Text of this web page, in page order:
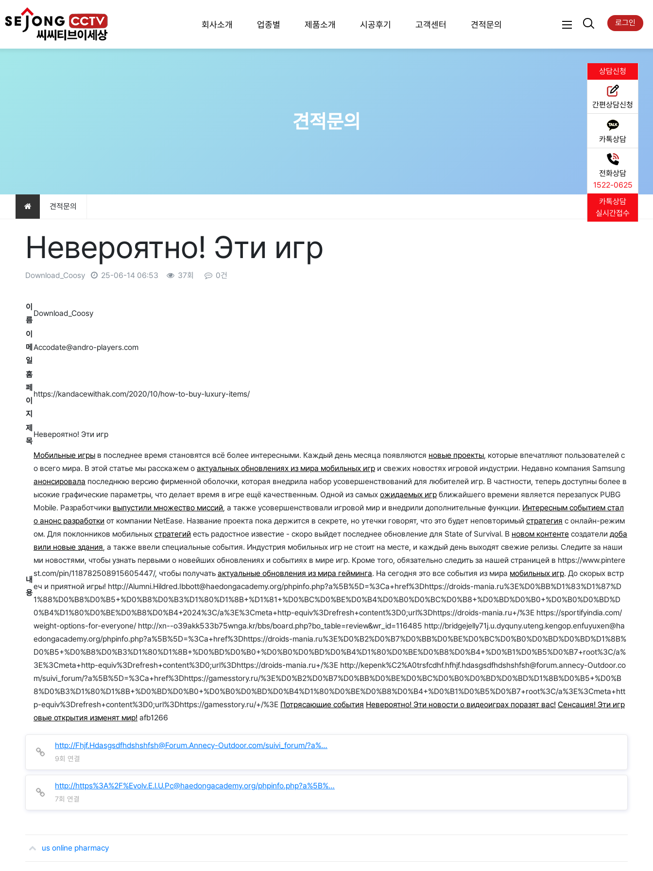
회사소개 업종별 제품소개 시공후기 고객센터 견적문의 로그인
견적문의
견적문의
Невероятно! Эти игр
Download_Coosy 25-06-14 06:53 37회 0건
본문
이
름
Download_Coosy
이
메
일
Accodate@andro-players.com
홈
페
이
지
https://kandacewithak.com/2020/10/how-to-buy-luxury-items/
제
목
Невероятно! Эти игр
내
용
Мобильные игры в последнее время становятся всё более интересными. Каждый день месяца появляются новые проекты, которые впечатляют пользователей с
о всего мира. В этой статье мы расскажем о актуальных обновлениях из мира мобильных игр и свежих новостях игровой индустрии. Недавно компания Samsung
анонсировала последнюю версию фирменной оболочки, которая внедрила набор усовершенствований для любителей игр. В частности, теперь доступны более в
ысокие графические параметры, что делает время в игре ещё качественным. Одной из самых ожидаемых игр ближайшего времени является перезапуск PUBG
Mobile. Разработчики выпустили множество миссий, а также усовершенствовали игровой мир и внедрили дополнительные функции. Интересным событием стал
о анонс разработки от компании NetEase. Название проекта пока держится в секрете, но утечки говорят, что это будет неповторимый стратегия с онлайн-режим
ом. Для поклонников мобильных стратегий есть радостное известие - скоро выйдет последнее обновление для State of Survival. В новом контенте создатели доба
вили новые здания, а также ввели специальные события. Индустрия мобильных игр не стоит на месте, и каждый день выходят свежие релизы. Следите за наши
ми новостями, чтобы узнать первыми о новейших обновлениях и событиях в мире игр. Кроме того, обязательно следить за нашей страницей в https://www.pintere
st.com/pin/118782508915605447/, чтобы получать актуальные обновления из мира гейминга. На сегодня это все события из мира мобильных игр. До скорых встр
еч и приятной игры! http://Alumni.Hildred.Ibbott@haedongacademy.org/phpinfo.php?a%5B%5D=%3Ca+href%3Dhttps://droids-mania.ru%3E%D0%BB%D1%83%D1%87%D
1%88%D0%B8%D0%B5+%D0%B8%D0%B3%D1%80%D1%8B+%D1%81+%D0%BC%D0%BE%D0%B4%D0%B0%D0%BC%D0%B8+%D0%BD%D0%B0+%D0%B0%D0%BD%D
0%B4%D1%80%D0%BE%D0%B8%D0%B4+2024%3C/a%3E%3Cmeta+http-equiv%3Drefresh+content%3D0;url%3Dhttps://droids-mania.ru+/%3E https://sportifyindia.com/
weight-options-for-everyone/ http://xn--o39akk533b75wnga.kr/bbs/board.php?bo_table=review&wr_id=116485 http://bridgejelly71j.u.dyquny.uteng.kengop.enfuyuxen@ha
edongacademy.org/phpinfo.php?a%5B%5D=%3Ca+href%3Dhttps://droids-mania.ru%3E%D0%B2%D0%B7%D0%BB%D0%BE%D0%BC%D0%B0%D0%BD%D0%BD%D1%8B%
D0%B5+%D0%B8%D0%B3%D1%80%D1%8B+%D0%BD%D0%B0+%D0%B0%D0%BD%D0%B4%D1%80%D0%BE%D0%B8%D0%B4+%D0%B1%D0%B5%D0%B7+root%3C/a%
3E%3Cmeta+http-equiv%3Drefresh+content%3D0;url%3Dhttps://droids-mania.ru+/%3E http://kepenk%C2%A0trsfcdhf.hfhjf.hdasgsdfhdshshfsh@forum.annecy-Outdoor.co
m/suivi_forum/?a%5B%5D=%3Ca+href%3Dhttps://gamesstory.ru/%3E%D0%B2%D0%B7%D0%BB%D0%BE%D0%BC%D0%B0%D0%BD%D0%BD%D1%8B%D0%B5+%D0%B
8%D0%B3%D1%80%D1%8B+%D0%BD%D0%B0+%D0%B0%D0%BD%D0%B4%D1%80%D0%BE%D0%B8%D0%B4+%D0%B1%D0%B5%D0%B7+root%3C/a%3E%3Cmeta+htt
p-equiv%3Drefresh+content%3D0;url%3Dhttps://gamesstory.ru/+/%3E Потрясающие события Невероятно! Эти новости о видеоиграх поразят вас! Сенсация! Эти игр
овые открытия изменят мир! afb1266
http://Fhjf.Hdasgsdfhdshshfsh@Forum.Annecy-Outdoor.com/suivi_forum/?a%…
9회 연결
http://https%3A%2F%Evolv.E.l.U.Pc@haedongacademy.org/phpinfo.php?a%5B%…
7회 연결
us online pharmacy
상담신청
간편상담신청
카톡상담
전화상담
1522-0625
카톡상담
실시간접수